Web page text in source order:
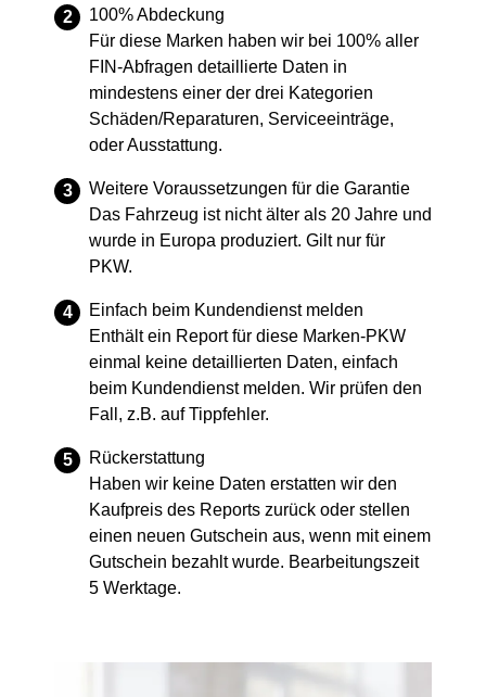
100% Abdeckung
Für diese Marken haben wir bei 100% aller
FIN-Abfragen detaillierte Daten in
mindestens einer der drei Kategorien
Schäden/Reparaturen, Serviceeinträge,
oder Ausstattung.
Weitere Voraussetzungen für die Garantie
Das Fahrzeug ist nicht älter als 20 Jahre und
wurde in Europa produziert. Gilt nur für
PKW.
Einfach beim Kundendienst melden
Enthält ein Report für diese Marken-PKW
einmal keine detaillierten Daten, einfach
beim Kundendienst melden. Wir prüfen den
Fall, z.B. auf Tippfehler.
Rückerstattung
Haben wir keine Daten erstatten wir den
Kaufpreis des Reports zurück oder stellen
einen neuen Gutschein aus, wenn mit einem
Gutschein bezahlt wurde. Bearbeitungszeit
5 Werktage.